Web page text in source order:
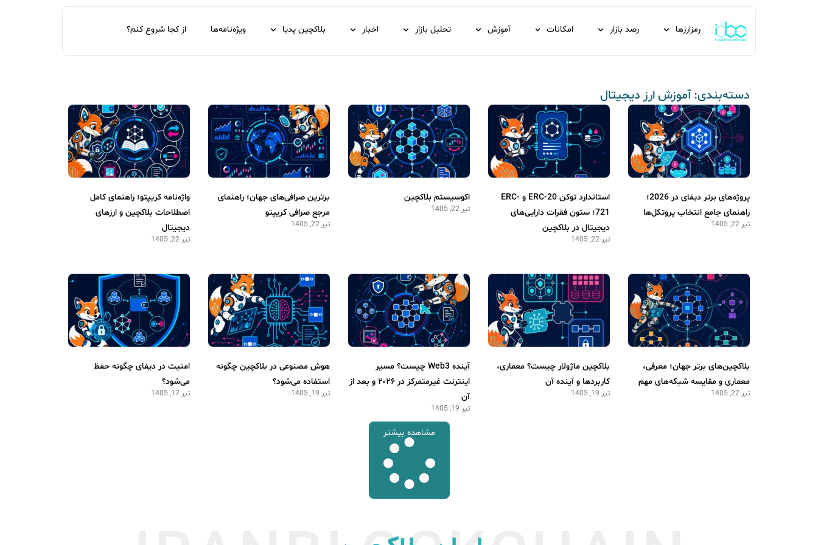
رمزارزها رصد بازار امکانات آموزش تحلیل بازار اخبار بلاکچین پدیا ویژه‌نامه‌ها از کجا شروع کنم؟
دسته‌بندی: آموزش ارز دیجیتال
پروژه‌های برتر دیفای در 2026؛
راهنمای جامع انتخاب پروتکل‌ها
تیر 22, 1405
استاندارد توکن ERC-20 و ERC-
721؛ ستون فقرات دارایی‌های
دیجیتال در بلاکچین
تیر 22, 1405
اکوسیستم بلاکچین
تیر 22, 1405
برترین صرافی‌های جهان؛ راهنمای
مرجع صرافی کریپتو
تیر 22, 1405
واژه‌نامه کریپتو؛ راهنمای کامل
اصطلاحات بلاکچین و ارزهای
دیجیتال
تیر 22, 1405
بلاکچین‌های برتر جهان؛ معرفی،
معماری و مقایسه شبکه‌های مهم
تیر 22, 1405
بلاکچین ماژولار چیست؟ معماری،
کاربردها و آینده آن
تیر 19, 1405
آینده Web3 چیست؟ مسیر
اینترنت غیرمتمرکز در ۲۰۲۶ و بعد از
آن
تیر 19, 1405
هوش مصنوعی در بلاکچین چگونه
استفاده می‌شود؟
تیر 19, 1405
امنیت در دیفای چگونه حفظ
می‌شود؟
تیر 17, 1405
مشاهده بیشتر